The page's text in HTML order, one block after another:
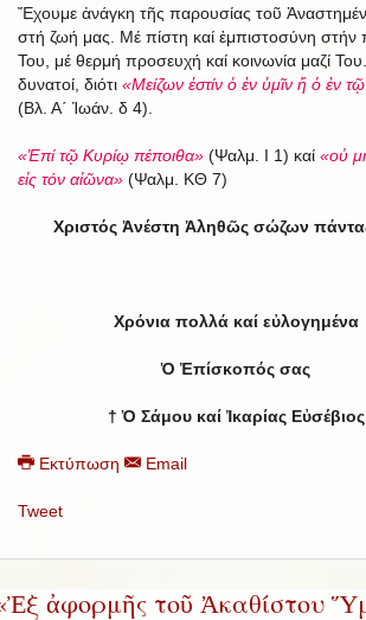
Ἔχουμε ἀνάγκη τῆς παρουσίας τοῦ
στή ζωή μας. Μέ πίστη καί ἐμπιστοσύνη στήν
Του, μέ θερμή προσευχή καί κοινωνία μαζί
δυνατοί, διότι «Μείζων ἐστίν ὁ ἐν ὑμῖν ἤ ὁ ἐν
(Βλ. Α΄ Ἰωάν. δ 4).
«Ἐπί τῷ Κυρίῳ πέποιθα» (Ψαλμ. Ι 1) καί «οὐ
εἰς τόν αἰῶνα» (Ψαλμ. ΚΘ 7)
Χριστός Ἀνέστη Ἀληθῶς σώζων
Χρόνια πολλά καί εὐλογημένα
Ὁ Ἐπίσκοπός σας
† Ὁ Σάμου καί Ἰκαρίας Εὐσέβιος
Εκτύπωση Email
Tweet
ἀφορμῆς τοῦ Ἀκαθίστου